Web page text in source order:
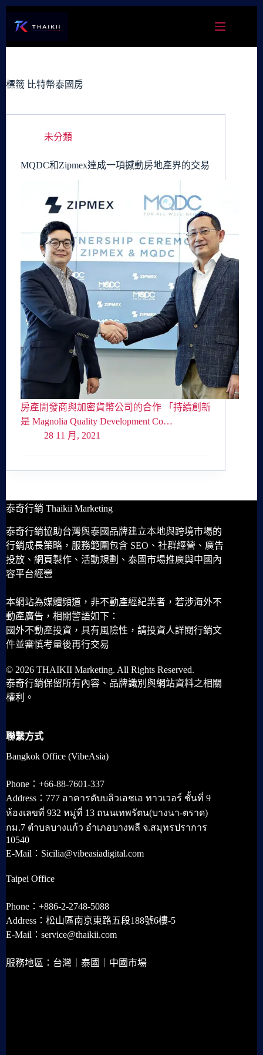
容
標籤 比特幣泰國房
未分類
MQDC和Zipmex達成一項撼動房地產界的交易
房產開發商與加密貨幣公司的合作 「持續創新
是 Magnolia Quality Development Co…
28 11 月, 2021
泰奇行銷 Thaikii Marketing
泰奇行銷協助台灣與泰國品牌建立本地與跨境市場的
行銷成長策略，服務範圍包含 SEO、社群經營、廣告
投放、網頁製作、活動規劃、泰國市場推廣與中國內
容平台經營
本網站為媒體頻道，非不動產經紀業者，若涉海外不
動產廣告，相關警語如下：
國外不動產投資，具有風險性，請投資人詳閱行銷文
件並審慎考量後再行交易
© 2026 THAIKII Marketing. All Rights Reserved.
泰奇行銷保留所有內容、品牌識別與網站資料之相關
權利。
聯繫方式
Bangkok Office (VibeAsia)
Phone：+66-88-7601-337
Address：777 อาคารดับบลิวเอชเอ ทาวเวอร์ ชั้นที่ 9
ห้องเลขที่ 932 หมู่ที่ 13 ถนนเทพรัตน(บางนา-ตราด)
กม.7 ตำบลบางแก้ว อำเภอบางพลี จ.สมุทรปราการ
10540
E-Mail：Sicilia@vibeasiadigital.com
Taipei Office
Phone：+886-2-2748-5088
Address：松山區南京東路五段188號6樓-5
E-Mail：service@thaikii.com
服務地區：台灣｜泰國｜中國市場